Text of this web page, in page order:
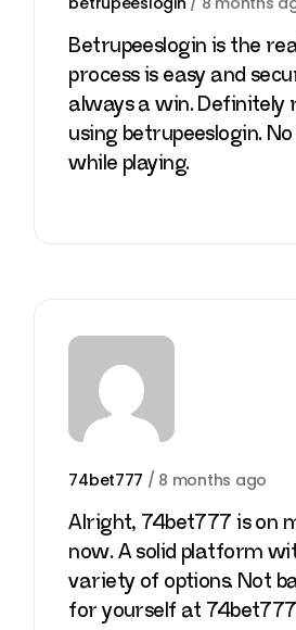
Betrupeeslogin is the
process is easy and
always a win. Definitely
using betrupeeslogin.
while playing.
74bet777 / 8 months ago
Alright, 74bet777 is on
now. A solid platform
variety of options. Not
for yourself at 74bet777